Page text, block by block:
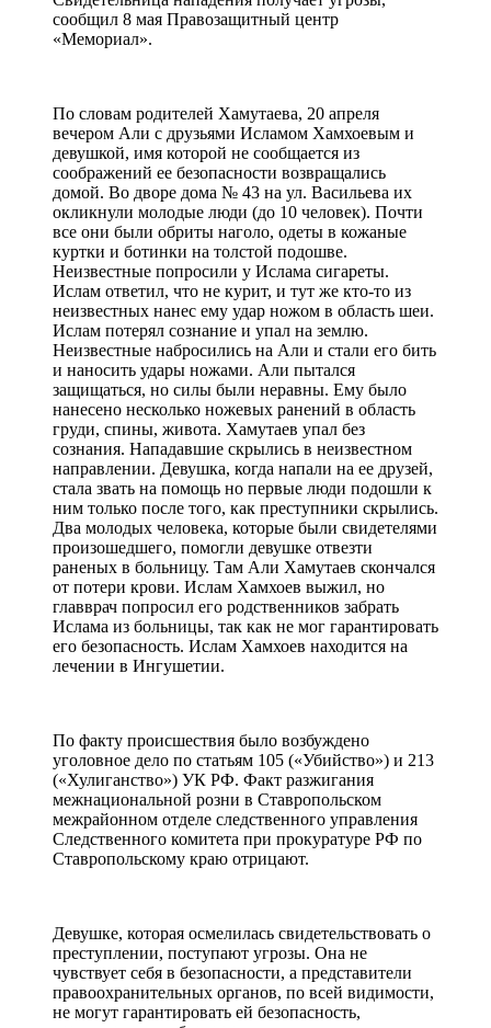
сообщил 8 мая Правозащитный центр
«Мемориал».
По словам родителей Хамутаева, 20 апреля
вечером Али с друзьями Исламом Хамхоевым и
девушкой, имя которой не сообщается из
соображений ее безопасности возвращались
домой. Во дворе дома № 43 на ул. Васильева их
окликнули молодые люди (до 10 человек). Почти
все они были обриты наголо, одеты в кожаные
куртки и ботинки на толстой подошве.
Неизвестные попросили у Ислама сигареты.
Ислам ответил, что не курит, и тут же кто-то из
неизвестных нанес ему удар ножом в область шеи.
Ислам потерял сознание и упал на землю.
Неизвестные набросились на Али и стали его бить
и наносить удары ножами. Али пытался
защищаться, но силы были неравны. Ему было
нанесено несколько ножевых ранений в область
груди, спины, живота. Хамутаев упал без
сознания. Нападавшие скрылись в неизвестном
направлении. Девушка, когда напали на ее друзей,
стала звать на помощь но первые люди подошли к
ним только после того, как преступники скрылись.
Два молодых человека, которые были свидетелями
произошедшего, помогли девушке отвезти
раненых в больницу. Там Али Хамутаев скончался
от потери крови. Ислам Хамхоев выжил, но
главврач попросил его родственников забрать
Ислама из больницы, так как не мог гарантировать
его безопасность. Ислам Хамхоев находится на
лечении в Ингушетии.
По факту происшествия было возбуждено
уголовное дело по статьям 105 («Убийство») и 213
(«Хулиганство») УК РФ. Факт разжигания
межнациональной розни в Ставропольском
межрайонном отделе следственного управления
Следственного комитета при прокуратуре РФ по
Ставропольскому краю отрицают.
Девушке, которая осмелилась свидетельствовать о
преступлении, поступают угрозы. Она не
чувствует себя в безопасности, а представители
правоохранительных органов, по всей видимости,
не могут гарантировать ей безопасность,